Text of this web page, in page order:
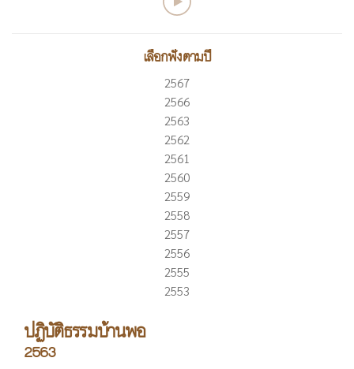
เลือกฟังตามปี
2567
2566
2563
2562
2561
2560
2559
2558
2557
2556
2555
2553
ปฏิบัติธรรมบ้านพอ
2563